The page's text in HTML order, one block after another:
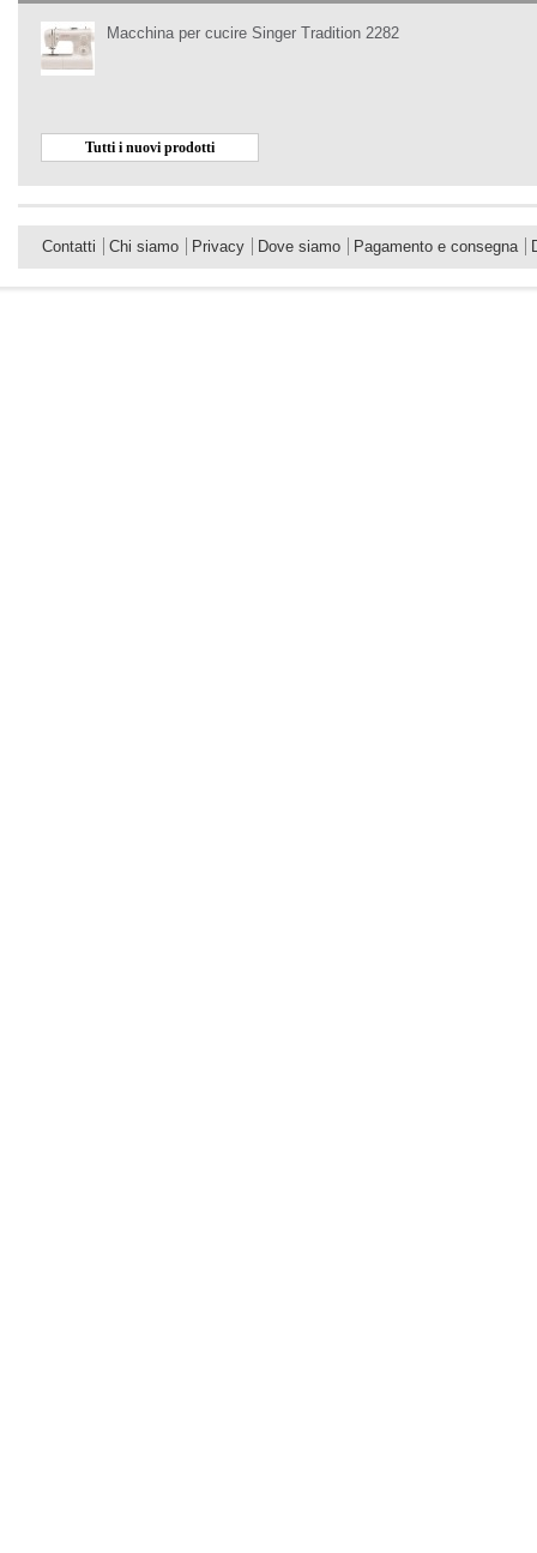
Macchina per cucire Singer Tradition 2282
Tutti i nuovi prodotti
Contatti Chi siamo Privacy Dove siamo Pagamento e consegna